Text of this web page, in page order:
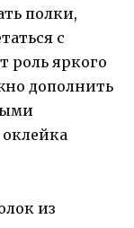
полки,
с
роль яркого
дополнить
из